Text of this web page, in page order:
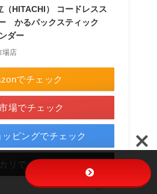
（HITACHI） コードレスス
かるパックスティック
ダー
店
でチェック
場でチェック
ッピングでチェック
リでチェック
ポチップ